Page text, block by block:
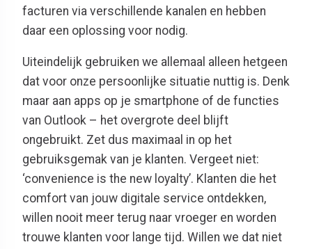
facturen via verschillende kanalen en hebben
daar een oplossing voor nodig.
Uiteindelijk gebruiken we allemaal alleen hetgeen
dat voor onze persoonlijke situatie nuttig is. Denk
maar aan apps op je smartphone of de functies
van Outlook – het overgrote deel blijft
ongebruikt. Zet dus maximaal in op het
gebruiksgemak van je klanten. Vergeet niet:
‘convenience is the new loyalty’. Klanten die het
comfort van jouw digitale service ontdekken,
willen nooit meer terug naar vroeger en worden
trouwe klanten voor lange tijd. Willen we dat niet